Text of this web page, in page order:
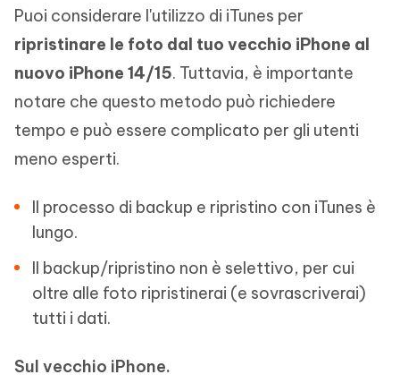
Puoi considerare l'utilizzo di iTunes per
ripristinare le foto dal tuo vecchio iPhone al
nuovo iPhone 14/15. Tuttavia, è importante
notare che questo metodo può richiedere
tempo e può essere complicato per gli utenti
meno esperti.
Il processo di backup e ripristino con iTunes è
lungo.
Il backup/ripristino non è selettivo, per cui
oltre alle foto ripristinerai (e sovrascriverai)
tutti i dati.
Sul vecchio iPhone.